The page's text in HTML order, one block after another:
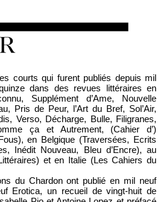
courts qui furent publiés depuis mil
dans des revues littéraires en
Supplément d’Ame, Nouvelle
Pris de Peur, l’Art du Bref, Sol’Air,
Verso, Décharge, Bulle, Filigranes,
ça et Autrement, (Cahier d’)
en Belgique (Traversées, Ecrits
Inédit Nouveau, Bleu d’Encre), au
et en Italie (Les Cahiers du
du Chardon ont publié en mil neuf
Erotica, un recueil de vingt-huit de